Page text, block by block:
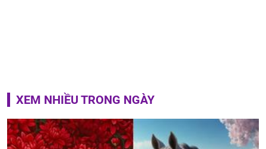
XEM NHIỀU TRONG NGÀY